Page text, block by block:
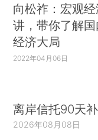
向松祚：宏观
讲，带你了解
经济大局
2022年04月06日
离岸信托90天
2026年08月08日